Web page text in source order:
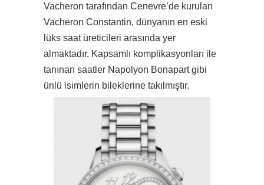
Vacheron tarafından Cenevre’de kurulan
Vacheron Constantin, dünyanın en eski
lüks saat üreticileri arasında yer
almaktadır. Kapsamlı komplikasyonları ile
tanınan saatler Napolyon Bonapart gibi
ünlü isimlerin bileklerine takılmıştır.